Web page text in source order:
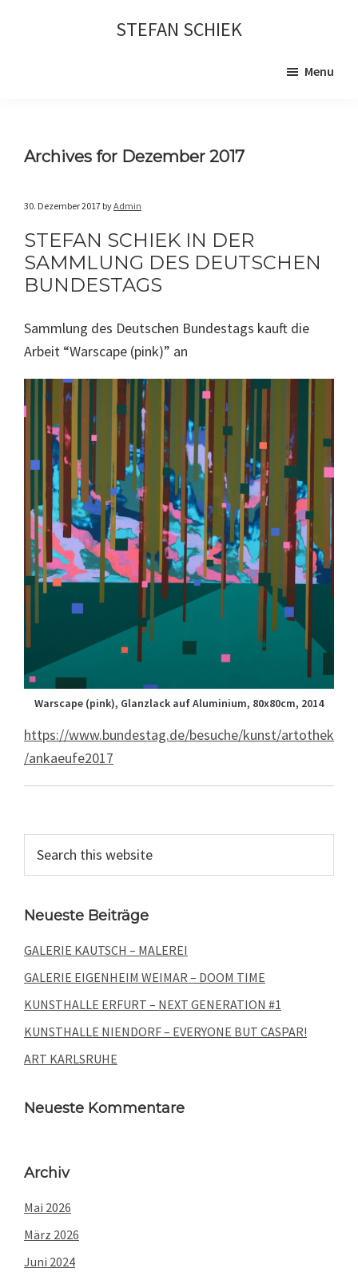
STEFAN SCHIEK
Menu
Archives for Dezember 2017
30. Dezember 2017 byAdmin
STEFAN SCHIEK IN DER
SAMMLUNG DES DEUTSCHEN
BUNDESTAGS
Sammlung des Deutschen Bundestags kauft die
Arbeit “Warscape (pink)” an
Warscape (pink), Glanzlack auf Aluminium, 80x80cm, 2014
https://www.bundestag.de/besuche/kunst/artothek
/ankaeufe2017
Primary
Sidebar
this
Neueste Beiträge
GALERIE KAUTSCH – MALEREI
GALERIE EIGENHEIM WEIMAR – DOOM TIME
KUNSTHALLE ERFURT – NEXT GENERATION #1
KUNSTHALLE NIENDORF – EVERYONE BUT CASPAR!
ART KARLSRUHE
Neueste Kommentare
Archiv
Mai 2026
März 2026
Juni 2024